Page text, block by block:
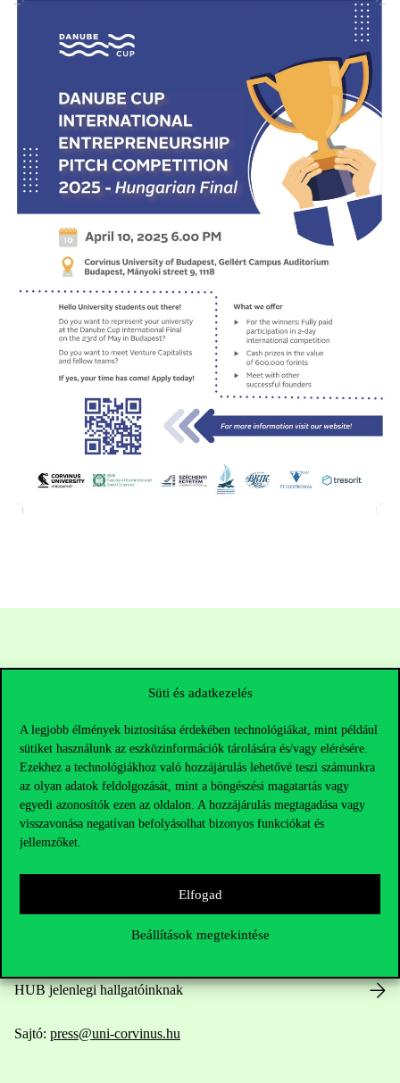
Süti és adatkezelés
A legjobb élmények biztosítása érdekében technológiákat, mint például
sütiket használunk az eszközinformációk tárolására és/vagy elérésére.
Ezekhez a technológiákhoz való hozzájárulás lehetővé teszi számunkra
az olyan adatok feldolgozását, mint a böngészési magatartás vagy
egyedi azonosítók ezen az oldalon. A hozzájárulás megtagadása vagy
visszavonása negatívan befolyásolhat bizonyos funkciókat és
jellemzőket.
Elfogad
Beállítások megtekintése
Elérhetőségek
Kérdésed van a felvételivel kapcsolatban?
HUB jelenlegi hallgatóinknak
Sajtó: press@uni-corvinus.hu